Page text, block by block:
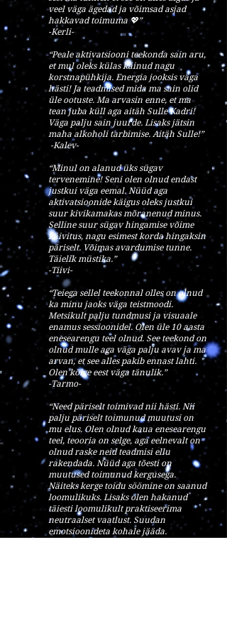
veel väga ägedad ja võimsad asjad
hakkavad toimuma 💖”
-Kerli-
“Peale aktivatsiooni teekonda sain aru,
et mul oleks külas käinud nagu
korstnapühkija. Energia jooksis väga
hästi! Ja teadmised mida ma sain olid
üle ootuste. Ma arvasin enne, et ma
tean juba küll aga aitäh Sulle Kadri!
Väga palju sain juurde. Lisaks jätsin
maha alkoholi tarbimise. Aitäh Sulle!”
-Kalev-
“Minul on alanud üks sügav
tervenemine! Seni olen olnud endast
justkui väga eemal. Nüüd aga
aktivatsioonide käigus oleks justkui
suur kivikamakas mõranenud minus.
Selline suur sügav hingamise võime
käivitus, nagu esimest korda hingaksin
päriselt. Võimas avardumise tunne.
Täielik müstika.”
-Tiivi-
“Teiega sellel teekonnal olles on olnud
ka minu jaoks väga teistmoodi.
Metsikult palju tundmusi ja visuaale
enamus sessioonidel. Olen üle 10 aasta
enesearengu teel olnud. See teekond on
olnud mulle aga väga palju avav ja ma
arvan, et see alles pakib ennast lahti.
Olen kõige eest väga tänulik.”
-Tarmo-
“Need päriselt toimivad nii hästi. Nii
palju päriselt toimunud muutusi on
mu elus. Olen olnud kaua enesearengu
teel, teooria on selge, aga eelnevalt on
olnud raske neid teadmisi ellu
rakendada. Nüüd aga tõesti on
muutused toimunud kergusega.
Näiteks kerge toidu söömine on saanud
loomulikuks. Lisaks olen hakanud
täiesti loomulikult praktiseerima
neutraalset vaatlust. Suudan
emotsioonideta kohale jääda.